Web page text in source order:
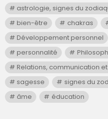
astrologie, signes du
bien-être
chakras
Développement personnel
personnalité
Relations, communication
sagesse
signes du
âme
éducation